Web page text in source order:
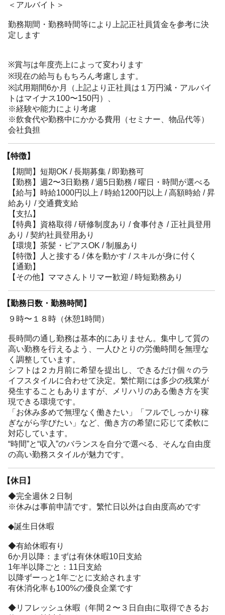
＜アルバイト＞
勤務期間・勤務時間等により上記正社員賃金を参考に決
定します
※賞与は年度売上によって変わります
※現在の給与ももちろん考慮します。
※試用期間6か月（上記より正社員は１万円減・アルバイ
トはマイナス100〜150円）、
※経験や能力により考慮
※飲食代や勤務中にかかる費用（セミナー、物品代等）
会社負担
【特徴】
【期間】短期OK / 長期募集 / 即勤務可
【勤務】週2〜3日勤務 / 週5日勤務 / 曜日・時間が選べる
【給与】時給1000円以上 / 時給1200円以上 / 高額時給 / 昇
給あり / 交通費支給
【支払】
【特典】資格取得 / 研修制度あり / 食事付き / 正社員登用
あり / 契約社員登用あり
【環境】茶髪・ピアスOK / 制服あり
【特徴】人と接する / 体を動かす / スキルが身に付く
【通勤】
【その他】ママさんトリマー歓迎 / 時短勤務あり
【勤務日数・勤務時間】
９時〜１８時（休憩1時間）
長時間の通し勤務は基本的にありません。集中して質の
高い勤務を行えるよう、一人ひとりの労働時間を無理な
く調整しています。
シフトは２カ月前に希望を提出し、できるだけ個々のラ
イフスタイルに合わせて決定。繁忙期には多少の残業が
発生することもありますが、メリハリのある働き方を実
現できる環境です。
「お休み多めで無理なく働きたい」「フルでしっかり稼
ぎながら学びたい」など、働き方の希望に応じて柔軟に
対応しています。
“時間”と“収入”のバランスを自分で選べる、そんな自由度
の高い勤務スタイルが魅力です。
【休日】
◆完全週休２日制
※休みは事前申請です。繁忙日以外は自由度高めです
◆誕生日休暇
◆有給休暇有り
6か月以降：まずは有休休暇10日支給
1年半以降ごと：11日支給
以降ずーっと1年ごとに支給されます
有休消化率も100%の優良企業です
◆リフレッシュ休暇（年間２〜３日自由に取得できるお